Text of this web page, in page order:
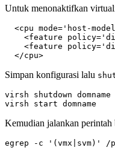
Untuk menonaktifkan
<cpu mode= 'host-
<feature
policy=
<feature
policy=
</cpu>
Simpan konfigurasi lalu
virsh start domname
Kemudian jalankan
egrep -c '(vmx|svm)' /